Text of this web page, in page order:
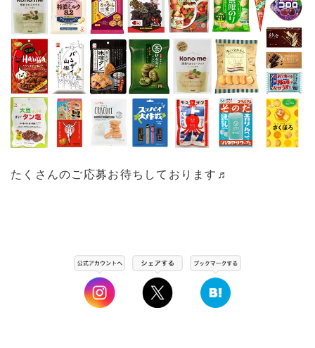
たくさんのご応募お待ちしております♬